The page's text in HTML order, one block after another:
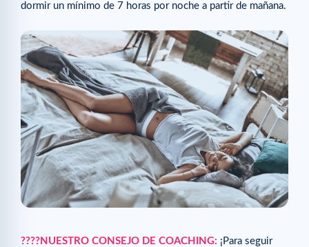
dormir un mínimo de 7 horas por noche a partir de mañana.
????NUESTRO CONSEJO DE COACHING: ¡Para seguir